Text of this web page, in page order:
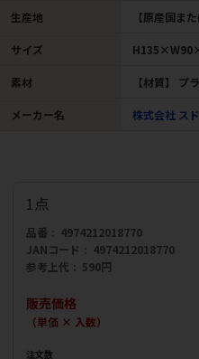
生産地 【原産国ま
サイズ
素材 【材質】 プ
メーカー名 株式会社 ス
1点
品番
4974212018770
JANコード
4974212018770
参考上代
590円
販売価格
（単価 × 入数）
注文数